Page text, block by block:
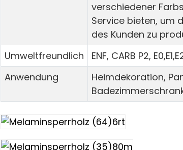
verschiedener
Service bieten, um
des Kunden zu
Umweltfreundlich
ENF, CARB P2,
Anwendung
Heimdekoration,